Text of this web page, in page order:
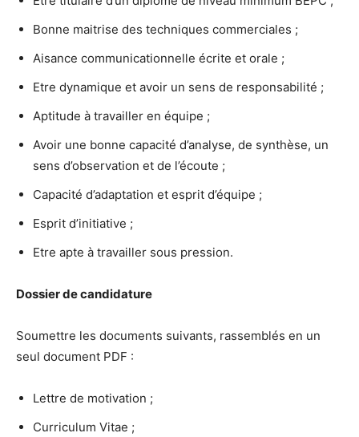
Bonne maitrise des techniques commerciales ;
Aisance communicationnelle écrite et orale ;
Etre dynamique et avoir un sens de responsabilité ;
Aptitude à travailler en équipe ;
Avoir une bonne capacité d’analyse, de synthèse, un
sens d’observation et de l’écoute ;
Capacité d’adaptation et esprit d’équipe ;
Esprit d’initiative ;
Etre apte à travailler sous pression.
Dossier de candidature
Soumettre les documents suivants, rassemblés en un
seul document PDF :
Lettre de motivation ;
Curriculum Vitae ;